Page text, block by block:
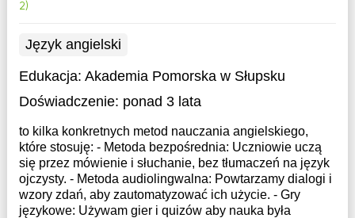
2)
Język angielski
Edukacja: Akademia Pomorska w Słupsku
Doświadczenie: ponad 3 lata
to kilka konkretnych metod nauczania angielskiego,
które stosuję: - Metoda bezpośrednia: Uczniowie uczą
się przez mówienie i słuchanie, bez tłumaczeń na język
ojczysty. - Metoda audiolingwalna: Powtarzamy dialogi i
wzory zdań, aby zautomatyzować ich użycie. - Gry
językowe: Używam gier i quizów aby nauka była